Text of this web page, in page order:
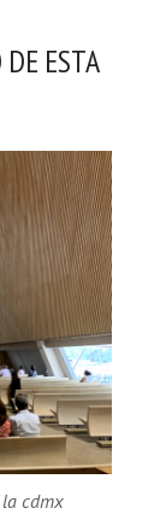
ESTA
la cdmx